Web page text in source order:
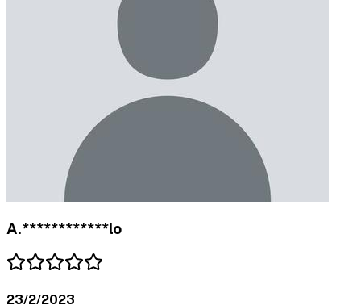
A.************lo
23/2/2023